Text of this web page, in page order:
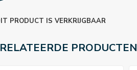
PRODUCT IS VERKRIJGBAAR
PRODUCTEN